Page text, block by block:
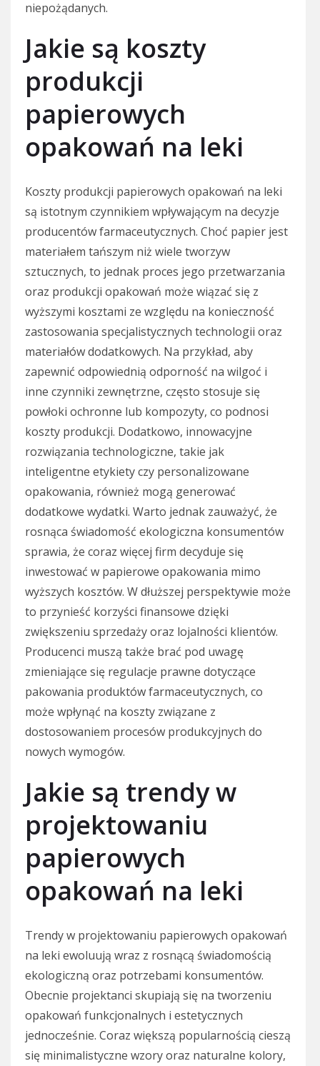
niepożądanych.
Jakie są koszty
produkcji
papierowych
opakowań na leki
Koszty produkcji papierowych opakowań na leki
są istotnym czynnikiem wpływającym na decyzje
producentów farmaceutycznych. Choć papier jest
materiałem tańszym niż wiele tworzyw
sztucznych, to jednak proces jego przetwarzania
oraz produkcji opakowań może wiązać się z
wyższymi kosztami ze względu na konieczność
zastosowania specjalistycznych technologii oraz
materiałów dodatkowych. Na przykład, aby
zapewnić odpowiednią odporność na wilgoć i
inne czynniki zewnętrzne, często stosuje się
powłoki ochronne lub kompozyty, co podnosi
koszty produkcji. Dodatkowo, innowacyjne
rozwiązania technologiczne, takie jak
inteligentne etykiety czy personalizowane
opakowania, również mogą generować
dodatkowe wydatki. Warto jednak zauważyć, że
rosnąca świadomość ekologiczna konsumentów
sprawia, że coraz więcej firm decyduje się
inwestować w papierowe opakowania mimo
wyższych kosztów. W dłuższej perspektywie może
to przynieść korzyści finansowe dzięki
zwiększeniu sprzedaży oraz lojalności klientów.
Producenci muszą także brać pod uwagę
zmieniające się regulacje prawne dotyczące
pakowania produktów farmaceutycznych, co
może wpłynąć na koszty związane z
dostosowaniem procesów produkcyjnych do
nowych wymogów.
Jakie są trendy w
projektowaniu
papierowych
opakowań na leki
Trendy w projektowaniu papierowych opakowań
na leki ewoluują wraz z rosnącą świadomością
ekologiczną oraz potrzebami konsumentów.
Obecnie projektanci skupiają się na tworzeniu
opakowań funkcjonalnych i estetycznych
jednocześnie. Coraz większą popularnością cieszą
się minimalistyczne wzory oraz naturalne kolory,